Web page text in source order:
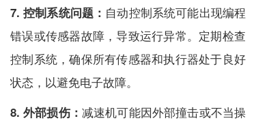
7. 控制系统问题： 自动控制系统可能出现编程
错误或传感器故障，导致运行异常。定期检查
控制系统，确保所有传感器和执行器处于良好
状态，以避免电子故障。
8. 外部损伤： 减速机可能因外部撞击或不当操